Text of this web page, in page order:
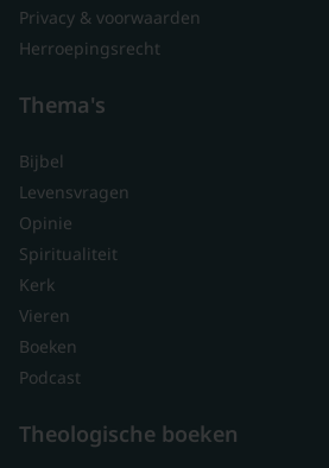
Privacy & voorwaarden
Herroepingsrecht
Thema's
Bijbel
Levensvragen
Opinie
Spiritualiteit
Kerk
Vieren
Boeken
Podcast
Theologische boeken